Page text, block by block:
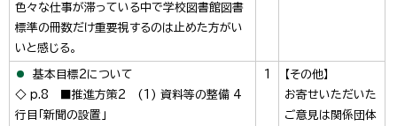
色々な仕事が滞っている中で学校図書館図書
標準の冊数だけ重要視するのは止めた方がい
いと感じる。
基本目標2について
◇ p.8 ■推進方策2 (1) 資料等の整備 4
行目「新聞の設置」
1
【その他】
お寄せいただいた
ご意見は関係団体